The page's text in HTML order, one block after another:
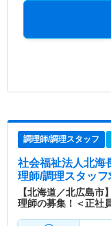
調理師/調理スタッフ
社会福祉法人北海
理師/調理スタッ
【北海道／北広島
理師の募集！＜正社